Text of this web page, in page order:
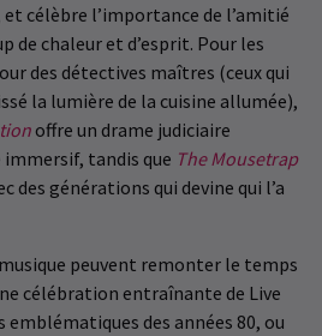
célèbre l’importance de l’amitié
de chaleur et d’esprit. Pour les
des détectives maîtres (ceux qui
la lumière de la cuisine allumée),
offre un drame judiciaire
tandis que The Mousetrap
des générations qui devine qui l’a
peuvent remonter le temps
célébration entraînante de Live
des années 80, ou